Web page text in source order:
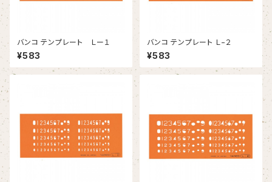
バンコ テンプレート Ｌー１
¥583
バンコ テンプレート Ｌ−２
¥583